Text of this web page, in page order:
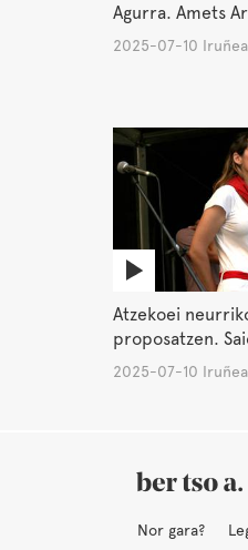
Agurra. Amets
2025-07-10 Iruñea
Atzekoei
proposatzen.
2025-07-10 Iruñea
Nor gara?